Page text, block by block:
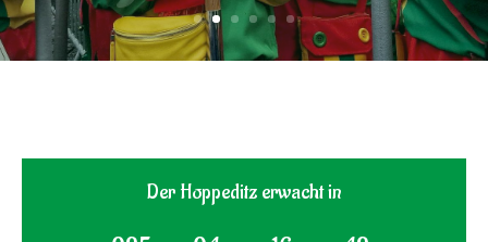
Der Hoppeditz erwacht in